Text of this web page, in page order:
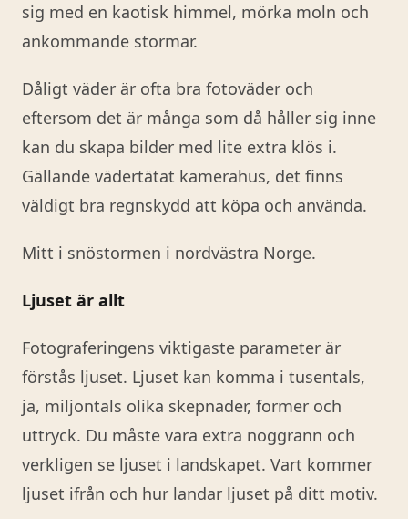
sig med en kaotisk himmel, mörka moln och
ankommande stormar.
Dåligt väder är ofta bra fotoväder och
eftersom det är många som då håller sig inne
kan du skapa bilder med lite extra klös i.
Gällande vädertätat kamerahus, det finns
väldigt bra regnskydd att köpa och använda.
Mitt i snöstormen i nordvästra Norge.
Ljuset är allt
Fotograferingens viktigaste parameter är
förstås ljuset. Ljuset kan komma i tusentals,
ja, miljontals olika skepnader, former och
uttryck. Du måste vara extra noggrann och
verkligen se ljuset i landskapet. Vart kommer
ljuset ifrån och hur landar ljuset på ditt motiv.